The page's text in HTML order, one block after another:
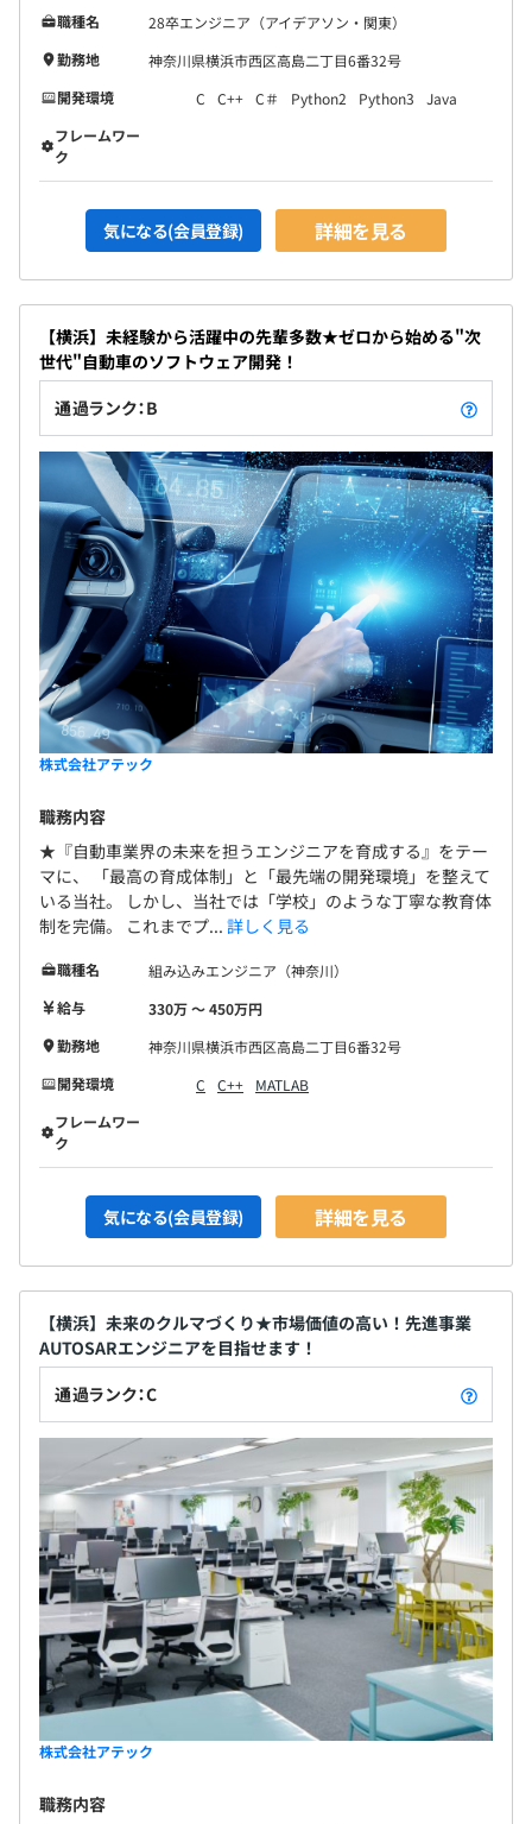
職種名
28卒エンジニア（アイデアソン・関東）
勤務地
神奈川県横浜市西区高島二丁目6番32号
開発環境
C C++ C＃ Python2 Python3
Java
フレームワー
ク
気になる(会員登録) 詳細を見る
【横浜】未経験から活躍中の先輩多数★ゼロから始める"次
世代"自動車のソフトウェア開発！
通過ランク：B
株式会社アテック
職務内容
★『自動車業界の未来を担うエンジニアを育成する』をテー
マに、 「最高の育成体制」と「最先端の開発環境」を整えて
いる当社。 しかし、当社では「学校」のような丁寧な教育体
制を完備。 これまでプ... 詳しく見る
職種名
組み込みエンジニア（神奈川）
給与
330万 〜 450万円
勤務地
神奈川県横浜市西区高島二丁目6番32号
開発環境
C C++
MATLAB
フレームワー
ク
気になる(会員登録) 詳細を見る
【横浜】未来のクルマづくり★市場価値の高い！先進事業
AUTOSARエンジニアを目指せます！
通過ランク：C
株式会社アテック
職務内容